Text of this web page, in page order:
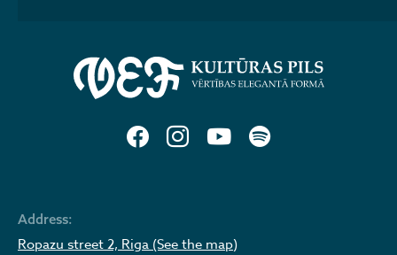
Address:
Ropazu street 2, Riga (See the map)